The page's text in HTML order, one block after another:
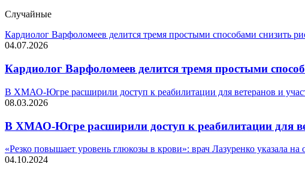
Случайные
Кардиолог Варфоломеев делится тремя простыми способами снизить
04.07.2026
Кардиолог Варфоломеев делится тремя простыми
В ХМАО-Югре расширили доступ к реабилитации для ветеранов и
08.03.2026
В ХМАО-Югре расширили доступ к реабилитации для
«Резко повышает уровень глюкозы в крови»: врач Лазуренко указала на
04.10.2024